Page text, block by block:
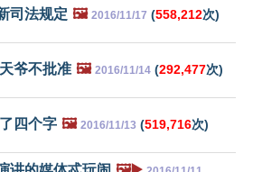
司法规定 🖼️ 2016/11/17 (558,212次)
爷不批准 🖼️ 2016/11/14 (292,477次)
四个字 🖼️ 2016/11/13 (519,716次)